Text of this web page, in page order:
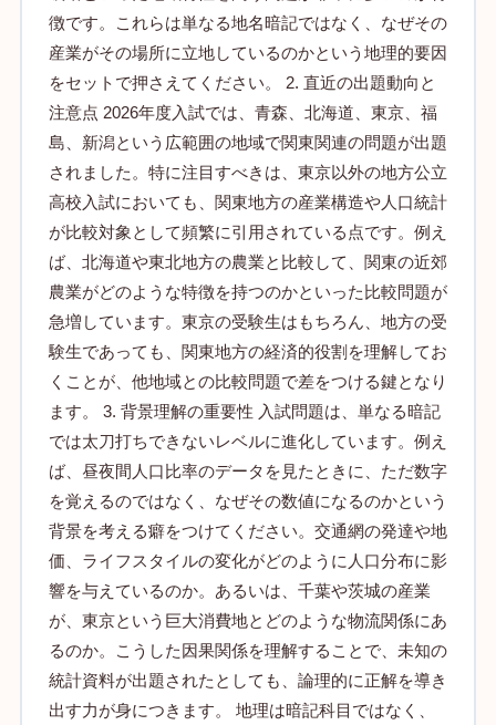
徴です。これらは単なる地名暗記ではなく、なぜその
産業がその場所に立地しているのかという地理的要因
をセットで押さえてください。 2. 直近の出題動向と
注意点 2026年度入試では、青森、北海道、東京、福
島、新潟という広範囲の地域で関東関連の問題が出題
されました。特に注目すべきは、東京以外の地方公立
高校入試においても、関東地方の産業構造や人口統計
が比較対象として頻繁に引用されている点です。例え
ば、北海道や東北地方の農業と比較して、関東の近郊
農業がどのような特徴を持つのかといった比較問題が
急増しています。東京の受験生はもちろん、地方の受
験生であっても、関東地方の経済的役割を理解してお
くことが、他地域との比較問題で差をつける鍵となり
ます。 3. 背景理解の重要性 入試問題は、単なる暗記
では太刀打ちできないレベルに進化しています。例え
ば、昼夜間人口比率のデータを見たときに、ただ数字
を覚えるのではなく、なぜその数値になるのかという
背景を考える癖をつけてください。交通網の発達や地
価、ライフスタイルの変化がどのように人口分布に影
響を与えているのか。あるいは、千葉や茨城の産業
が、東京という巨大消費地とどのような物流関係にあ
るのか。こうした因果関係を理解することで、未知の
統計資料が出題されたとしても、論理的に正解を導き
出す力が身につきます。 地理は暗記科目ではなく、